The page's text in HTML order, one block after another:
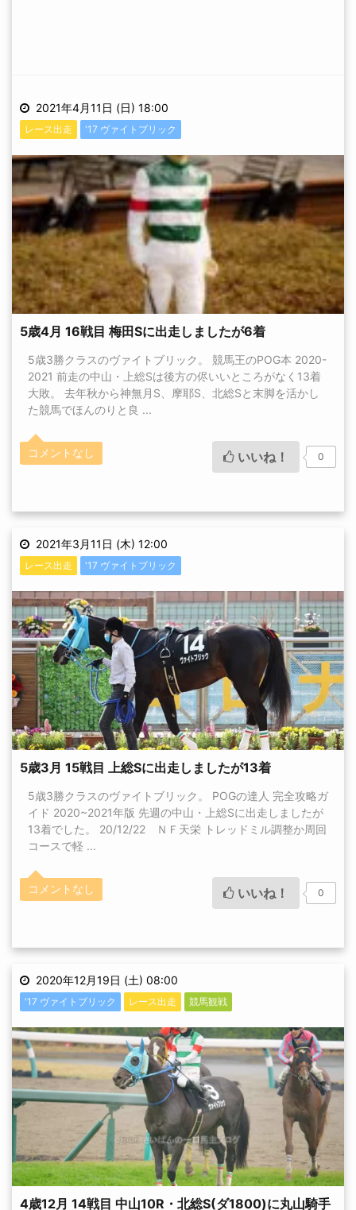
2021年4月11日 (日) 18:00
レース出走 '17 ヴァイトブリック
5歳4月 16戦目 梅田Sに出走しましたが6着
5歳3勝クラスのヴァイトブリック。 競馬王のPOG本 2020-
2021 前走の中山・上総Sは後方の侭いいところがなく13着
大敗。 去年秋から神無月S、摩耶S、北総Sと末脚を活かし
た競馬でほんのりと良 ...
コメントなし いいね！ 0
2021年3月11日 (木) 12:00
レース出走 '17 ヴァイトブリック
5歳3月 15戦目 上総Sに出走しましたが13着
5歳3勝クラスのヴァイトブリック。 POGの達人 完全攻略ガ
イド 2020~2021年版 先週の中山・上総Sに出走しましたが
13着でした。 20/12/22 ＮＦ天栄 トレッドミル調整か周回
コースで軽 ...
コメントなし いいね！ 0
2020年12月19日 (土) 08:00
'17 ヴァイトブリック レース出走 競馬観戦
4歳12月 14戦目 中山10R・北総S(ダ1800)に丸山騎手